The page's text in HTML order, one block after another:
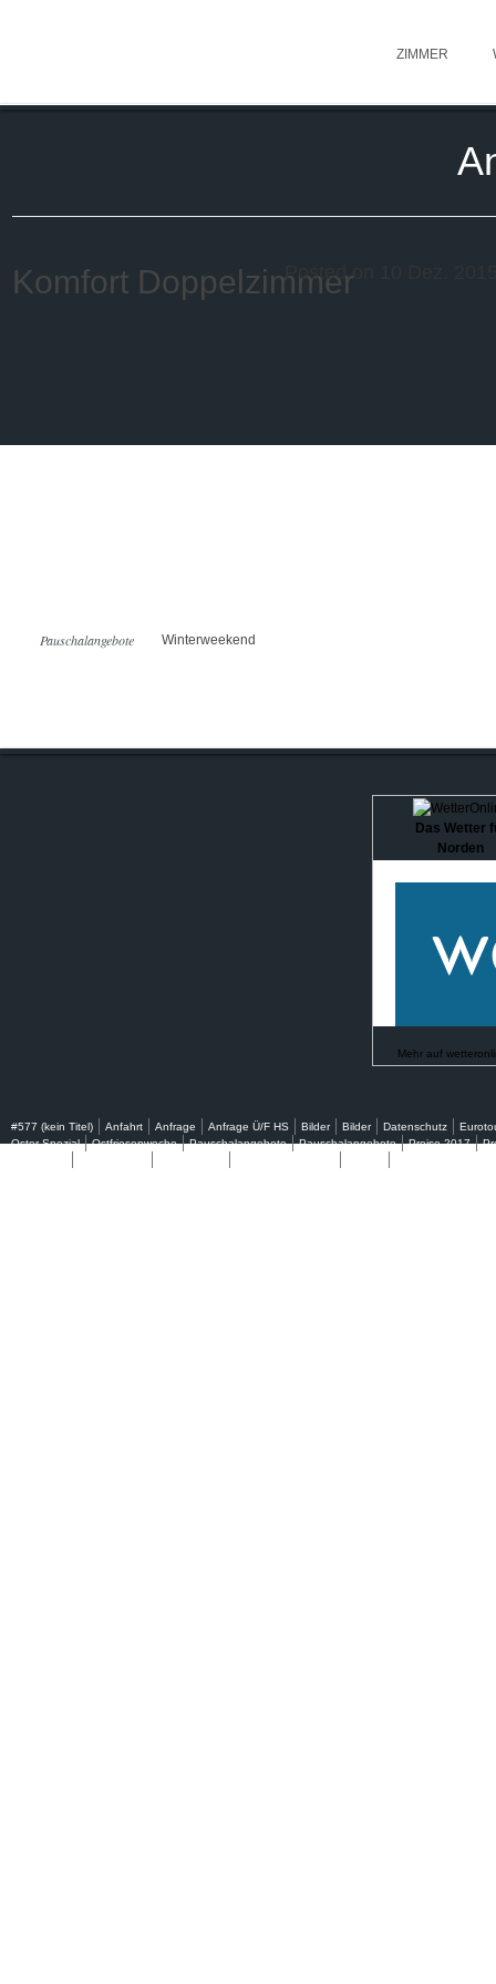
ZIMMER
Posted on 10 Dez.
Komfort Doppelzimmer
Pauschalangebote Winterweekend
Das Wetter
Norden
Mehr auf
#577 (kein Titel) Anfahrt Anfrage Anfrage Ü/F HS Bilder Bilder Datenschutz
Oster Spezial
Ostfriesenwoche Pauschalangebote Pauschalangebote Preise 2017